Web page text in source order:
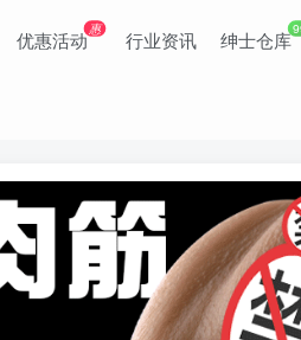
优惠活动惠 行业资讯 绅士仓库